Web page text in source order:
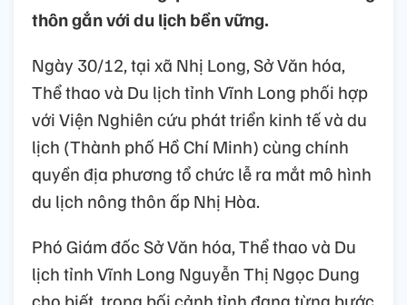
thôn gắn với du lịch bền vững.
Ngày 30/12, tại xã Nhị Long, Sở Văn hóa,
Thể thao và Du lịch tỉnh Vĩnh Long phối hợp
với Viện Nghiên cứu phát triển kinh tế và du
lịch (Thành phố Hồ Chí Minh) cùng chính
quyền địa phương tổ chức lễ ra mắt mô hình
du lịch nông thôn ấp Nhị Hòa.
Phó Giám đốc Sở Văn hóa, Thể thao và Du
lịch tỉnh Vĩnh Long Nguyễn Thị Ngọc Dung